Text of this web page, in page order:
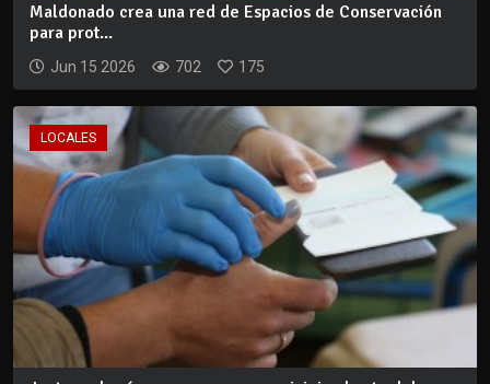
Maldonado crea una red de Espacios de Conservación
para prot...
Jun 15 2026 702 175
LOCALES